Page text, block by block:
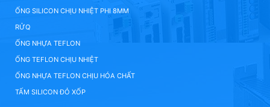
ỐNG SILICON CHỊU NHIỆT PHI 8MM
RỬQ
ỐNG NHỰA TEFLON
ỐNG TEFLON CHỊU NHIỆT
ỐNG NHỰA TEFLON CHỊU HÓA CHẤT
TẤM SILICON ĐỎ XỐP